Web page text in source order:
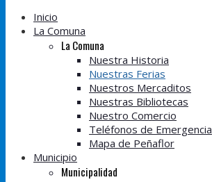
Inicio
La Comuna
La Comuna
Nuestra Historia
Nuestras Ferias
Nuestros Mercaditos
Nuestras Bibliotecas
Nuestro Comercio
Teléfonos de Emergencia
Mapa de Peñaflor
Municipio
Municipalidad